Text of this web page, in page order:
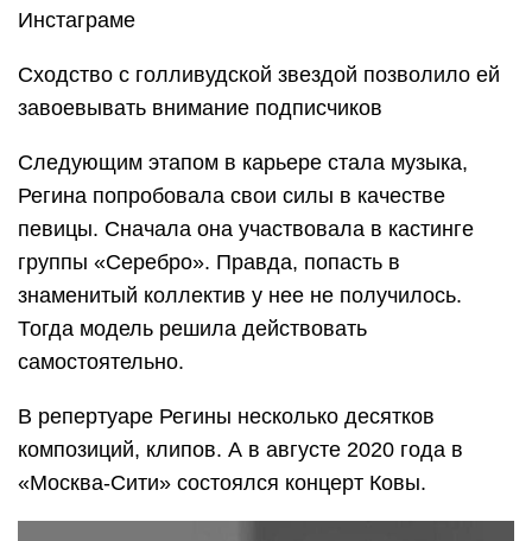
Инстаграме
Сходство с голливудской звездой позволило ей
завоевывать внимание подписчиков
Следующим этапом в карьере стала музыка,
Регина попробовала свои силы в качестве
певицы. Сначала она участвовала в кастинге
группы «Серебро». Правда, попасть в
знаменитый коллектив у нее не получилось.
Тогда модель решила действовать
самостоятельно.
В репертуаре Регины несколько десятков
композиций, клипов. А в августе 2020 года в
«Москва-Сити» состоялся концерт Ковы.